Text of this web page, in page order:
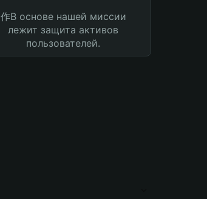
作В основе нашей миссии
лежит защита активов
пользователей.